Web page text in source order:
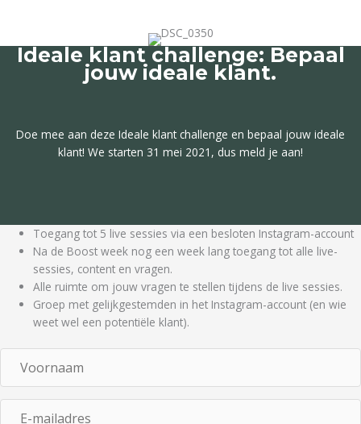
Ideale klant challenge: Bepaal
jouw ideale klant.
Doe mee aan deze Ideale klant challenge en bepaal jouw ideale
klant! We starten 31 mei 2021, dus meld je aan!
Toegang tot 5 live sessies via een besloten Instagram-account
Na de Boost week nog een week lang toegang tot alle live-
sessies, content en vragen.
Alle ruimte om jouw vragen te stellen tijdens de live sessies.
Groep met gelijkgestemden in het Instagram-account (en wie
weet wel een potentiële klant).
o